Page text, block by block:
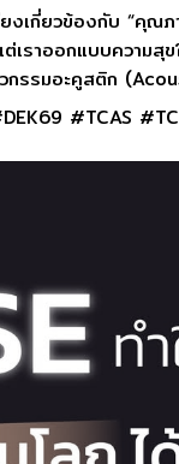
งเกี่ยวข้องกับ “คุณภ
ต่เราออกแบบควา
กรรมอะคูสติก
#TCAS